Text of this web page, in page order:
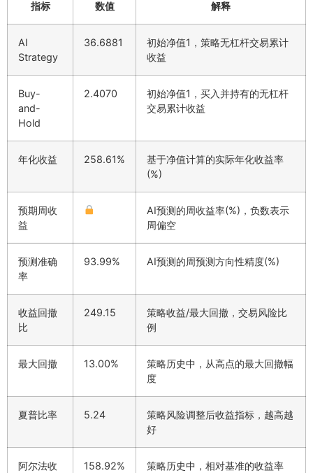
指标 数值 解释
AI
Strategy
36.6881
初始净值1，策略无杠杆交易累计
收益
Buy-
and-
Hold
2.4070
初始净值1，买入并持有的无杠杆
交易累计收益
年化收益 258.61%
基于净值计算的实际年化收益率
(%)
预期周收
益
AI预测的周收益率(%)，负数表示
周偏空
预测准确
率
93.99% AI预测的周预测方向性精度(%)
收益回撤
比
249.15
策略收益/最大回撤，交易风险比
例
最大回撤 13.00%
策略历史中，从高点的最大回撤幅
度
夏普比率 5.24
策略风险调整后收益指标，越高越
好
阿尔法收
158.92% 策略历史中，相对基准的收益率